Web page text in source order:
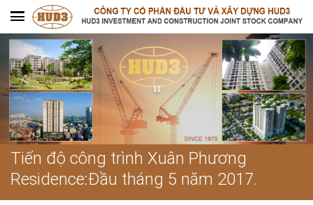
Tiến độ công trình Xuân Phương
Residence:Đầu tháng 5 năm 2017.